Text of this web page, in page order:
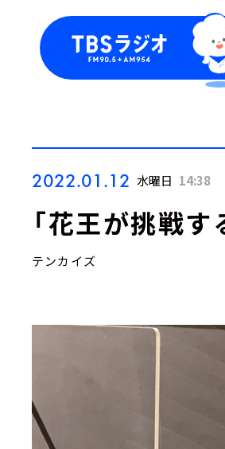
2022.01.12 水曜日 14:38
「花王が挑戦す
テンカイズ